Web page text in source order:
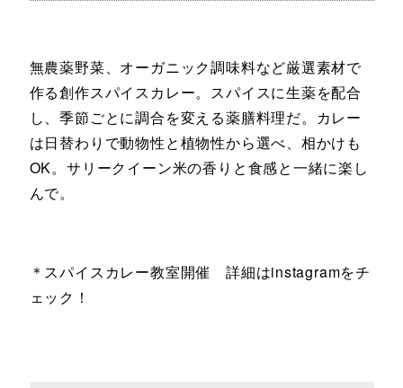
無農薬野菜、オーガニック調味料など厳選素材で
作る創作スパイスカレー。スパイスに生薬を配合
し、季節ごとに調合を変える薬膳料理だ。カレー
は日替わりで動物性と植物性から選べ、相かけも
OK。サリークイーン米の香りと食感と一緒に楽し
んで。
＊スパイスカレー教室開催 詳細はinstagramをチ
ェック！